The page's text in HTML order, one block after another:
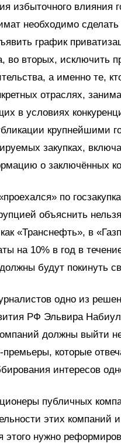
избыточного влияния
необходимо
график
во вторых, исключить
а именно те,
отраслях,
в условиях
крупнейшими
закупках,
о заключённых
по
объяснить
как «Транснефть», в
на 10% в год в
будут покинуть
одно из
РФ Эльвира
должны выйти
которые
интересов
публичных
этих компаний
нужно